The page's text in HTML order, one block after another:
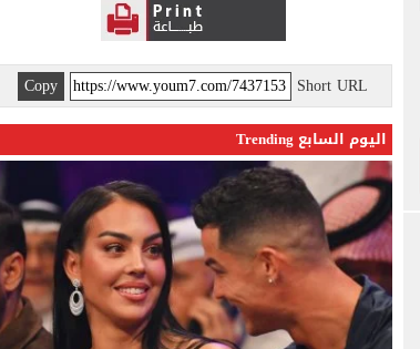
Short URL
Copy
اليوم السابع Trending